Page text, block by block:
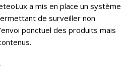
a mis en place un système
de surveiller non
ponctuel des produits mais